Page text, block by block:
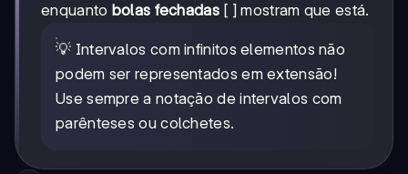
enquanto bolas fechadas[ ] mostram que está.
💡 Intervalos com infinitos elementos não
podem ser representados em extensão!
Use sempre a notação de intervalos com
parênteses ou colchetes.